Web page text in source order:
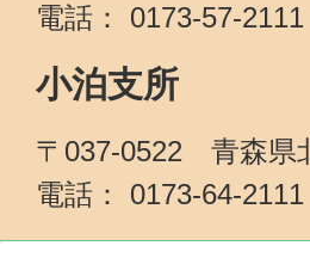
電話： 0173-57-
小泊支所
〒037-0522 青森県
電話： 0173-64-